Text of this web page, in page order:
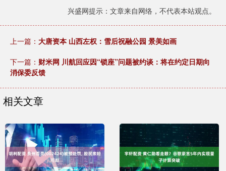
兴盛网提示：文章来自网络，不代表本站观点。
上一篇： 大唐资本 山西左权：雪后祝融公园 景美如画
下一篇： 财米网 川航回应因“锁座”问题被约谈：将在约定日期向
消保委反馈
相关文章